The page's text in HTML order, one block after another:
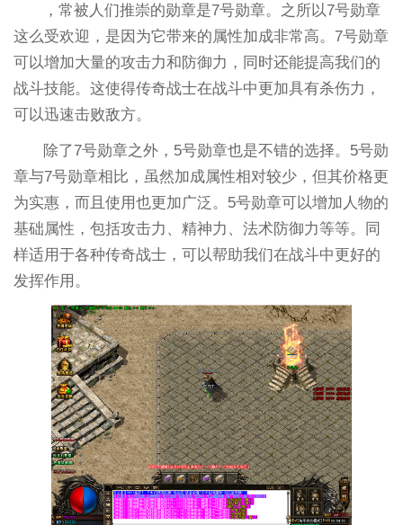
，常被人们推崇的勋章是7号勋章。之所以7号勋章
这么受欢迎，是因为它带来的属性加成非常高。7号勋章
可以增加大量的攻击力和防御力，同时还能提高我们的
战斗技能。这使得传奇战士在战斗中更加具有杀伤力，
可以迅速击败敌方。
除了7号勋章之外，5号勋章也是不错的选择。5号勋
章与7号勋章相比，虽然加成属性相对较少，但其价格更
为实惠，而且使用也更加广泛。5号勋章可以增加人物的
基础属性，包括攻击力、精神力、法术防御力等等。同
样适用于各种传奇战士，可以帮助我们在战斗中更好的
发挥作用。